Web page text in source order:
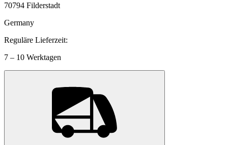
70794 Filderstadt
Germany
Reguläre Lieferzeit:
7 – 10 Werktagen